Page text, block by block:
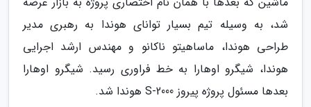
شد، به وسیله تیم بسیار توانای هوندا به رهبری مدیر
طراحی هوندا، ماساهیتو ناکانو و مهندس ارشد اجرایی
هوندا، شیگرو اوهارا به خط فراوری رسید. شیگرو اوهارا
بعدها مسئول پروژه پیروز S-2000 هوندا شد.